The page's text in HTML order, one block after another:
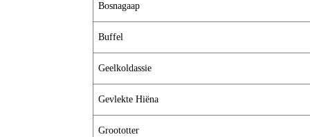
Bosnagaap
Buffel
Geelkoldassie
Gevlekte Hiëna
Groototter